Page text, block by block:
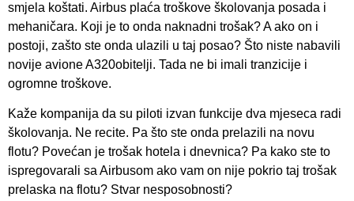
smjela koštati. Airbus plaća troškove školovanja posada i
mehaničara. Koji je to onda naknadni trošak? A ako on i
postoji, zašto ste onda ulazili u taj posao? Što niste nabavili
novije avione A320obitelji. Tada ne bi imali tranzicije i
ogromne troškove.
Kaže kompanija da su piloti izvan funkcije dva mjeseca radi
školovanja. Ne recite. Pa što ste onda prelazili na novu
flotu? Povećan je trošak hotela i dnevnica? Pa kako ste to
ispregovarali sa Airbusom ako vam on nije pokrio taj trošak
prelaska na flotu? Stvar nesposobnosti?